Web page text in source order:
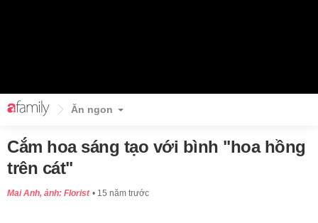
Ăn ngon
Cắm hoa sáng tạo với bình "hoa hồng
trên cát"
Mai Anh, ảnh: Florist 15 năm trước